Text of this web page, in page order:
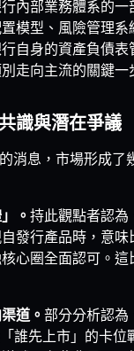
行內部業務體系的
模型、風險管理
自身的資產負債
走向主流的關鍵一
識與潛在爭議
消息，市場形成了
。 持此觀點者認為
發行產品時，意
心圈全面認可。
道。 部分分析認為
誰先上市」的卡位